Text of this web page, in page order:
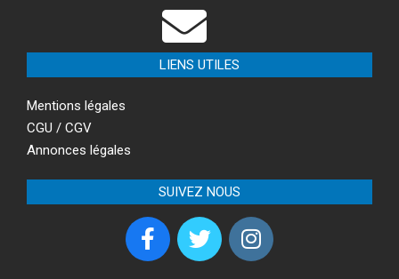
LIENS UTILES
Mentions légales
CGU / CGV
Annonces légales
SUIVEZ NOUS